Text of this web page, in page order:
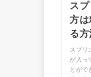
ス
方
る方
スプリ
が入っ
とがで